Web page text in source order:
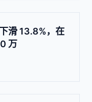
滑 13.8%，在
万